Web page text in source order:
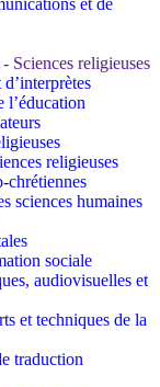
Sciences religieuses
l’éducation
religieuses
chrétiennes
sciences humaines
sociale
audiovisuelles et
et techniques de la
traduction